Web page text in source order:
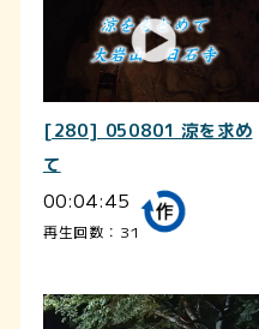
[280] 050801 涼を求め
て
00:04:45
再生回数：31